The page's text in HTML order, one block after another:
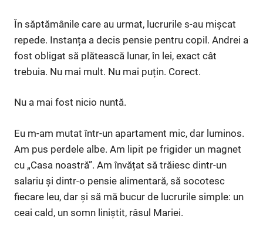
În săptămânile care au urmat, lucrurile s-au mișcat
repede. Instanța a decis pensie pentru copil. Andrei a
fost obligat să plătească lunar, în lei, exact cât
trebuia. Nu mai mult. Nu mai puțin. Corect.
Nu a mai fost nicio nuntă.
Eu m-am mutat într-un apartament mic, dar luminos.
Am pus perdele albe. Am lipit pe frigider un magnet
cu „Casa noastră”. Am învățat să trăiesc dintr-un
salariu și dintr-o pensie alimentară, să socotesc
fiecare leu, dar și să mă bucur de lucrurile simple: un
ceai cald, un somn liniștit, râsul Mariei.